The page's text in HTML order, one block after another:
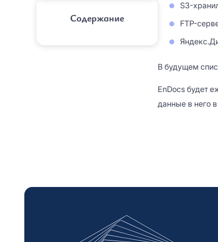
Содержание
S3-
FTP-
В будущем
EnDocs будет
данные в него